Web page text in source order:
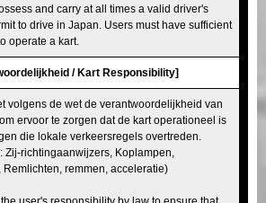
and carry at all times a valid driver's
to drive in Japan. Users must have sufficient
operate a kart.
/ Kart Responsibility]
volgens de wet de verantwoordelijkheid van
ervoor te zorgen dat de kart operationeel is
die lokale verkeersregels overtreden.
Zij-richtingaanwijzers, Koplampen,
Remlichten, remmen, acceleratie)